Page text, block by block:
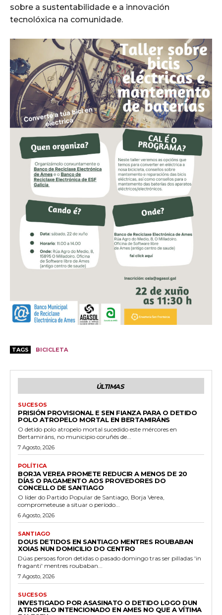
sobre a sustentabilidade e a innovación
tecnolóxica na comunidade.
TAGS BICICLETA
ÚLTIMAS
SUCESOS
PRISIÓN PROVISIONAL E SEN FIANZA PARA O DETIDO
POLO ATROPELO MORTAL EN BERTAMIRÁNS
O detido polo atropelo mortal sucedido este mércores en
Bertamiráns, no municipio coruñés de...
7 Agosto, 2026
POLÍTICA
BORJA VEREA PROMETE REDUCIR A MENOS DE 20
DÍAS O PAGAMENTO AOS PROVEDORES DO
CONCELLO DE SANTIAGO
O líder do Partido Popular de Santiago, Borja Verea,
comprometeuse a situar o período...
6 Agosto, 2026
SANTIAGO
DOUS DETIDOS EN SANTIAGO MENTRES ROUBABAN
XOIAS NUN DOMICILIO DO CENTRO
Dúas persoas foron detidas o pasado domingo tras ser pilladas 'in
fraganti' mentres roubaban...
7 Agosto, 2026
SUCESOS
INVESTIGADO POR ASASINATO O DETIDO LOGO DUN
ATROPELO INTENCIONADO EN AMES NO QUE A VÍTIMA